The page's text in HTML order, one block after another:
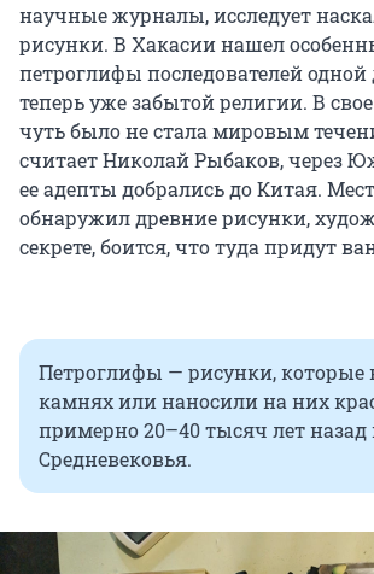
научные журналы, исследует
рисунки. В Хакасии нашел
петроглифы последователей одной
теперь уже забытой религии. В
чуть было не стала мировым
считает Николай Рыбаков, через
ее адепты добрались до Китая.
обнаружил древние рисунки,
секрете, боится, что туда придут
Петроглифы — рисунки, которые
камнях или наносили на них
примерно 20–40 тысяч лет назад
Средневековья.